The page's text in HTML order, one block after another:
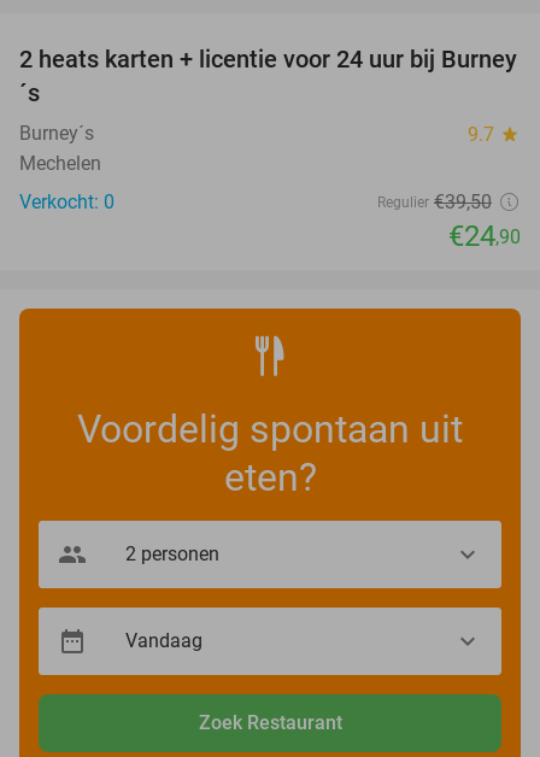
37%
2 heats karten + licentie voor 24 uur bij Burney
´s
Burney´s 9.7 star
Mechelen
Verkocht: 0
Regulier €39,50
€24,90
Voordelig spontaan uit
eten?
Zoek Restaurant